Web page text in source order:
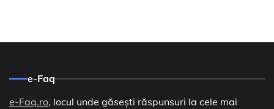
e-Faq
e-Faq.ro, locul unde găsești răspunsuri la cele mai